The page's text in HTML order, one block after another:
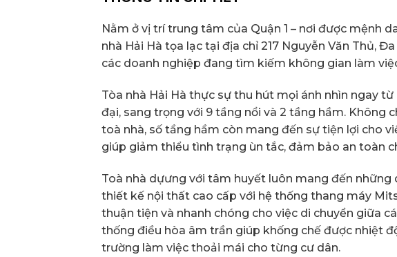
Nằm ở vị trí trung tâm của Quận 1 – nơi được mệnh
nhà Hải Hà tọa lạc tại địa chỉ 217 Nguyễn Văn Thủ,
các doanh nghiệp đang tìm kiếm không gian làm
Tòa nhà Hải Hà thực sự thu hút mọi ánh nhìn ngay
đại, sang trọng với 9 tầng nổi và 2 tầng hầm. Không
toà nhà, số tầng hầm còn mang đến sự tiện lợi cho
giúp giảm thiểu tình trạng ùn tắc, đảm bảo an toàn
Toà nhà dựưng với tâm huyết luôn mang đến những
thiết kế nội thất cao cấp với hệ thống thang máy
thuận tiện và nhanh chóng cho việc di chuyển giữa
thống điều hòa âm trần giúp khống chế được nhiệt
trường làm việc thoải mái cho từng cư dân.